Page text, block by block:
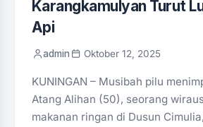
Karangkamulyan Turut
Api‎‎
admin Oktober 12, 2025
KUNINGAN – Musibah pilu
Atang Alihan (50), seorang
makanan ringan di Dusun